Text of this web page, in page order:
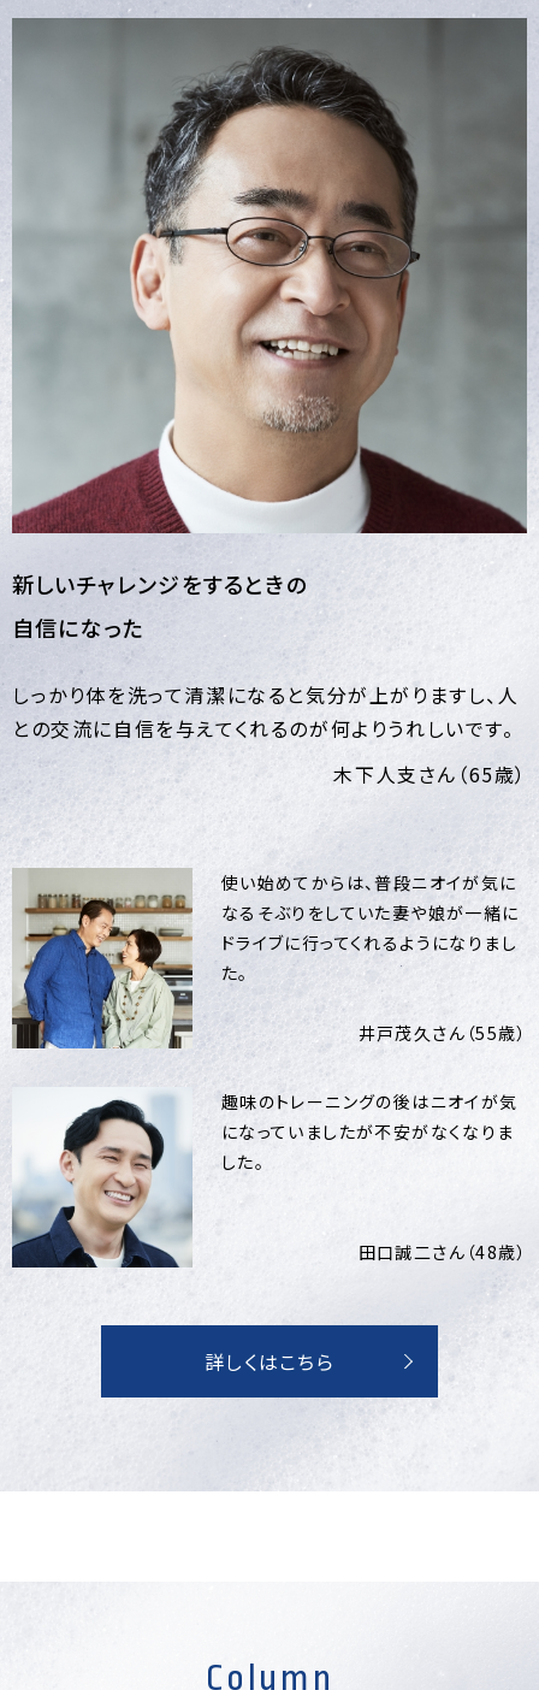
新しいチャレンジをするときの
自信になった
しっかり体を洗って清潔になると気分が上がりますし、人
との交流に自信を与えてくれるのが何よりうれしいです。
木下人支さん（65歳）
使い始めてからは、普段ニオイが気に
なるそぶりをしていた妻や娘が一緒に
ドライブに行ってくれるようになりまし
た。
井戸茂久さん（55歳）
趣味のトレーニングの後はニオイが気
になっていましたが不安がなくなりま
した。
田口誠二さん（48歳）
詳しくはこちら
Column